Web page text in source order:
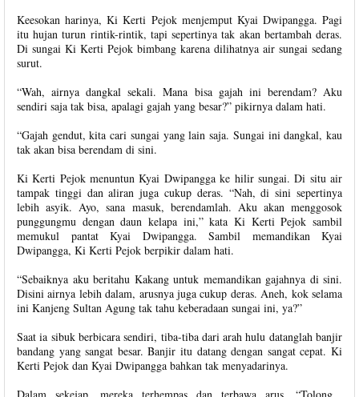
Keesokan harinya, Ki Kerti Pejok menjemput Kyai Dwipangga. Pagi
itu hujan turun rintik-rintik, tapi sepertinya tak akan bertambah deras.
Di sungai Ki Kerti Pejok bimbang karena dilihatnya air sungai sedang
surut.
“Wah, airnya dangkal sekali. Mana bisa gajah ini berendam? Aku
sendiri saja tak bisa, apalagi gajah yang besar?” pikirnya dalam hati.
“Gajah gendut, kita cari sungai yang lain saja. Sungai ini dangkal, kau
tak akan bisa berendam di sini.
Ki Kerti Pejok menuntun Kyai Dwipangga ke hilir sungai. Di situ air
tampak tinggi dan aliran juga cukup deras. “Nah, di sini sepertinya
lebih asyik. Ayo, sana masuk, berendamlah. Aku akan menggosok
punggungmu dengan daun kelapa ini,” kata Ki Kerti Pejok sambil
memukul pantat Kyai Dwipangga. Sambil memandikan Kyai
Dwipangga, Ki Kerti Pejok berpikir dalam hati.
“Sebaiknya aku beritahu Kakang untuk memandikan gajahnya di sini.
Disini airnya lebih dalam, arusnya juga cukup deras. Aneh, kok selama
ini Kanjeng Sultan Agung tak tahu keberadaan sungai ini, ya?”
Saat ia sibuk berbicara sendiri, tiba-tiba dari arah hulu datanglah banjir
bandang yang sangat besar. Banjir itu datang dengan sangat cepat. Ki
Kerti Pejok dan Kyai Dwipangga bahkan tak menyadarinya.